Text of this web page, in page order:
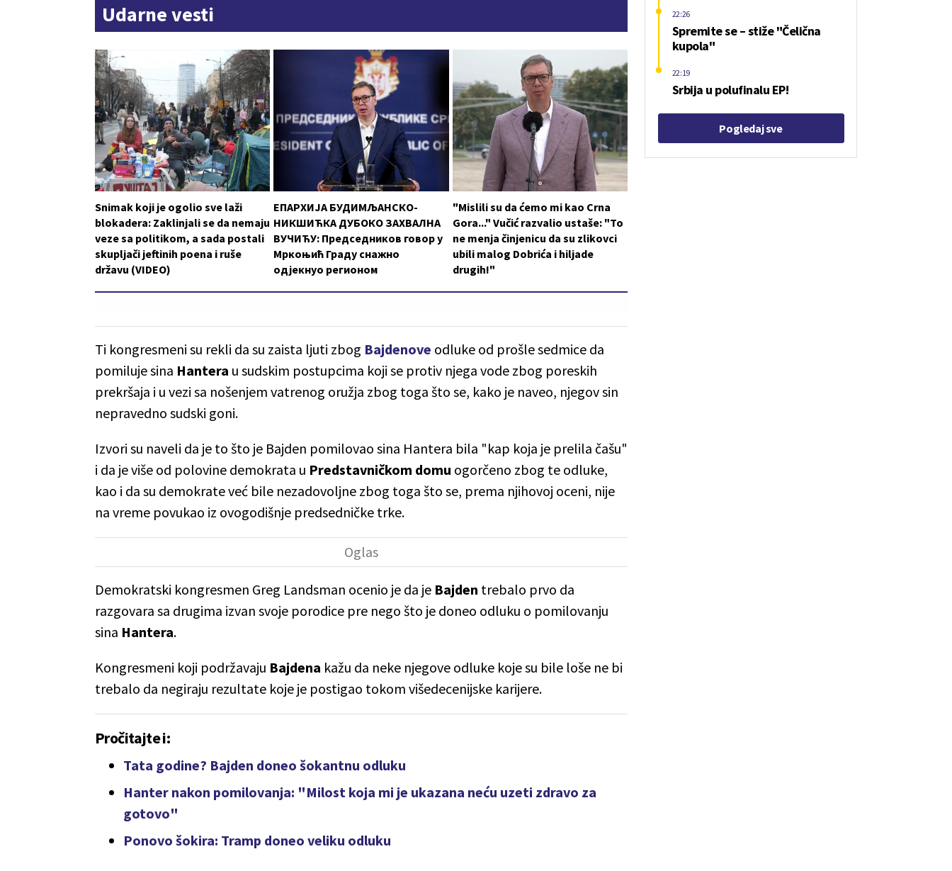
Udarne vesti
Snimak koji je ogolio sve laži
blokadera: Zaklinjali se da nemaju
veze sa politikom, a sada postali
skupljači jeftinih poena i ruše
državu (VIDEO)
ЕПАРХИЈА БУДИМЉАНСКО-
НИКШИЋКА ДУБОКО ЗАХВАЛНА
ВУЧИЋУ: Председников говор у
Мркоњић Граду снажно
одјекнуо регионом
"Mislili su da ćemo mi kao Crna
Gora..." Vučić razvalio ustaše: "To
ne menja činjenicu da su zlikovci
ubili malog Dobrića i hiljade
drugih!"
Ti kongresmeni su rekli da su zaista ljuti zbog Bajdenove odluke od prošle sedmice da
pomiluje sina Hantera u sudskim postupcima koji se protiv njega vode zbog poreskih
prekršaja i u vezi sa nošenjem vatrenog oružja zbog toga što se, kako je naveo, njegov sin
nepravedno sudski goni.
Izvori su naveli da je to što je Bajden pomilovao sina Hantera bila "kap koja je prelila čašu"
i da je više od polovine demokrata u Predstavničkom domu ogorčeno zbog te odluke,
kao i da su demokrate već bile nezadovoljne zbog toga što se, prema njihovoj oceni, nije
na vreme povukao iz ovogodišnje predsedničke trke.
Demokratski kongresmen Greg Landsman ocenio je da je Bajden trebalo prvo da
razgovara sa drugima izvan svoje porodice pre nego što je doneo odluku o pomilovanju
sina Hantera.
Kongresmeni koji podržavaju Bajdena kažu da neke njegove odluke koje su bile loše ne bi
trebalo da negiraju rezultate koje je postigao tokom višedecenijske karijere.
Pročitajte i:
Tata godine? Bajden doneo šokantnu odluku
Hanter nakon pomilovanja: "Milost koja mi je ukazana neću uzeti zdravo za
gotovo"
Ponovo šokira: Tramp doneo veliku odluku
Spremite se – stiže "Čelična
kupola"
22:26
Srbija u polufinalu EP!
22:19
Pogledaj sve